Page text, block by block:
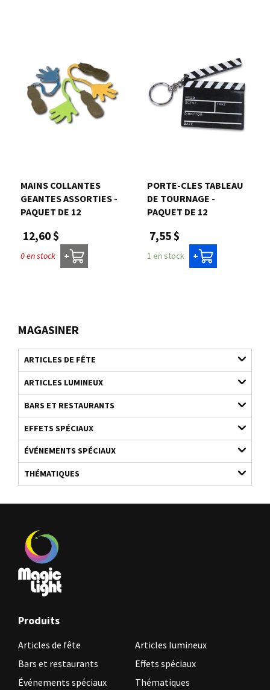
MAGASINER
ARTICLES DE FÊTE
ARTICLES LUMINEUX
BARS ET RESTAURANTS
EFFETS SPÉCIAUX
ÉVÉNEMENTS SPÉCIAUX
THÉMATIQUES
MAINS COLLANTES
GEANTES ASSORTIES -
PAQUET DE 12
12,60 $
0 en stock +
PORTE-CLES TABLEAU
DE TOURNAGE -
PAQUET DE 12
7,55 $
1 en stock +
Produits
Articles de fête
Articles lumineux
Bars et restaurants
Effets spéciaux
Événements spéciaux
Thématiques